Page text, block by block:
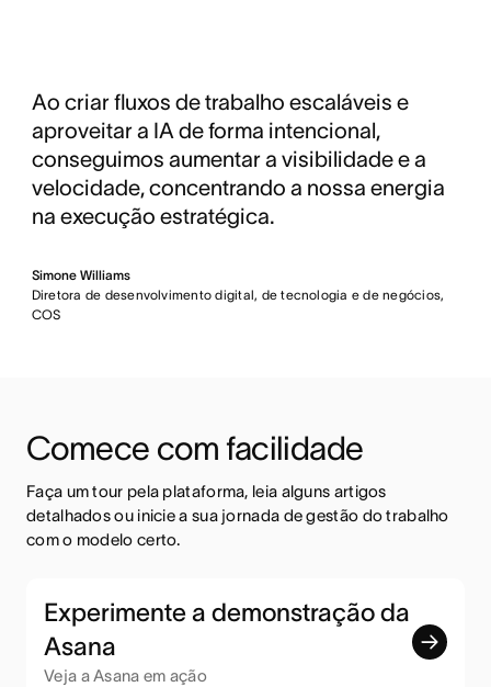
Ao criar fluxos de trabalho escaláveis e
aproveitar a IA de forma intencional,
conseguimos aumentar a visibilidade e a
velocidade, concentrando a nossa energia
na execução estratégica.
Simone Williams
Diretora de desenvolvimento digital, de tecnologia e de negócios,
COS
Comece com facilidade
Faça um tour pela plataforma, leia alguns artigos
detalhados ou inicie a sua jornada de gestão do trabalho
com o modelo certo.
Experimente a demonstração da
Asana
Veja a Asana em ação